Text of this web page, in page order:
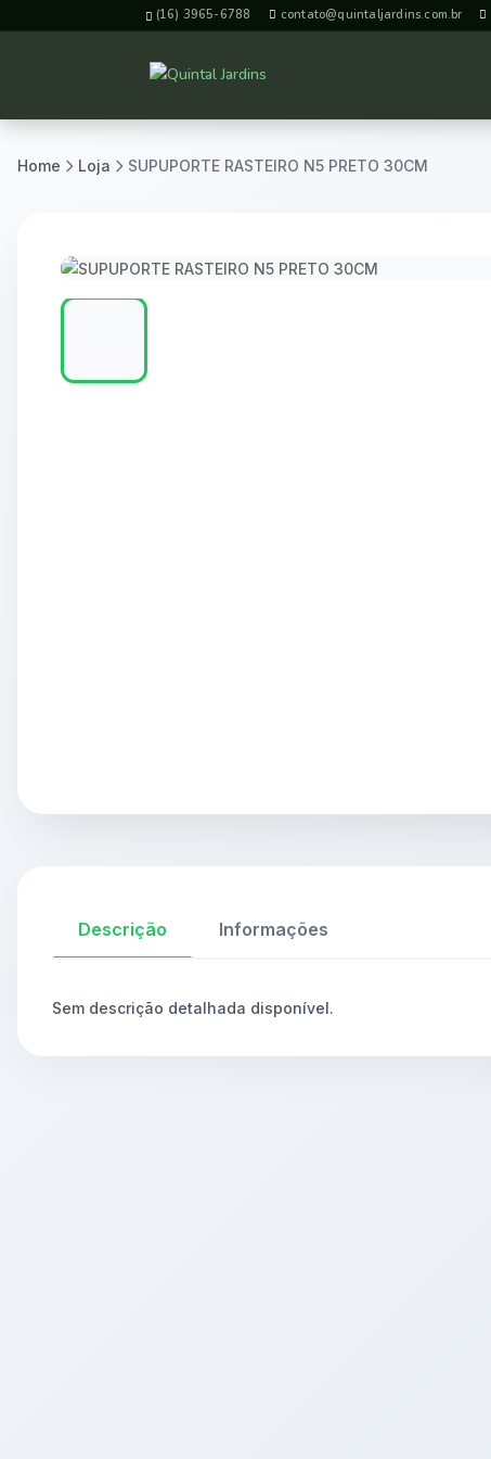
(16) 3965-6788 contato@quintaljardins.com.br
Home Loja SUPUPORTE RASTEIRO N5 PRETO 30CM
Descrição Informações
Sem descrição detalhada disponível.